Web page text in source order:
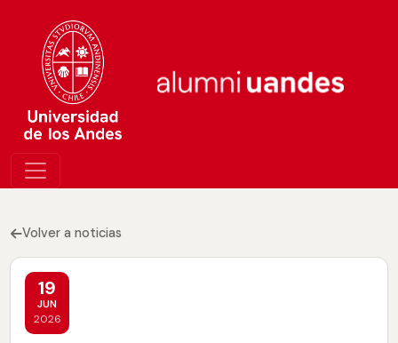
Volver a noticias
19
JUN
2026